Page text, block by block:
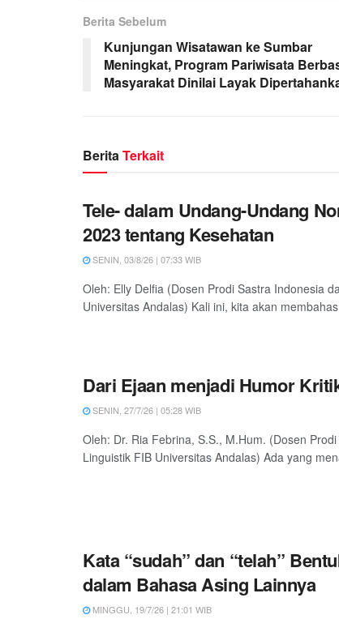
Berita Sebelum
Kunjungan Wisatawan ke Sumbar
Meningkat, Program Pariwisata
Masyarakat Dinilai Layak
BeritaTerkait
Tele- dalam Undang-Undang
2023 tentang Kesehatan
SENIN, 03/8/26 | 07:33 WIB
Oleh: Elly Delfia (Dosen Prodi Sastra Indonesia
Universitas Andalas) Kali ini, kita akan
Dari Ejaan menjadi Humor
SENIN, 27/7/26 | 05:28 WIB
Oleh: Dr. Ria Febrina, S.S., M.Hum. (Dosen
Linguistik FIB Universitas Andalas) Ada yang
Kata “sudah” dan “telah”
dalam Bahasa Asing Lainnya
MINGGU, 19/7/26 | 21:01 WIB